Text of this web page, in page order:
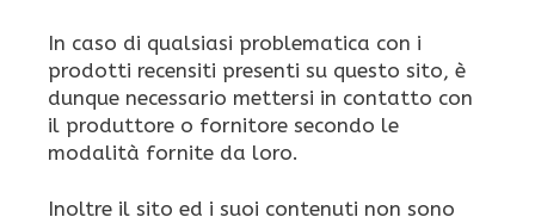
In caso di qualsiasi problematica con i
prodotti recensiti presenti su questo sito, è
dunque necessario mettersi in contatto con
il produttore o fornitore secondo le
modalità fornite da loro.
Inoltre il sito ed i suoi contenuti non sono